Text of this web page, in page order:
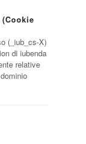
(_iub_cs-X)
di iubenda
relative